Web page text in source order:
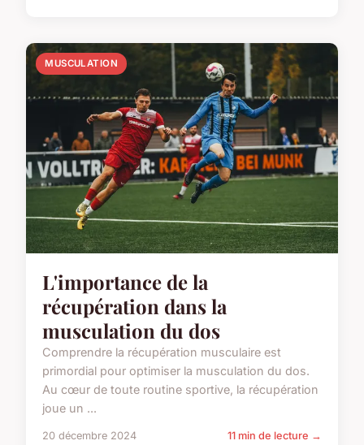
MUSCULATION
L'importance de la
récupération dans la
musculation du dos
Comprendre la récupération musculaire est
primordial pour optimiser la musculation du dos.
Au cœur de toute routine sportive, la récupération
joue un ...
20 décembre 2024 11 min de lecture →